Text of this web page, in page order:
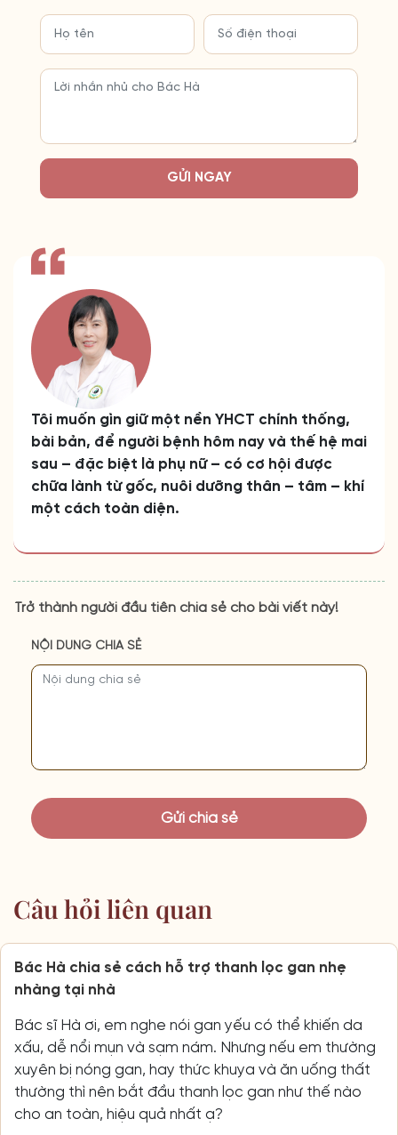
GỬI NGAY
Tôi muốn gìn giữ một nền YHCT chính thống,
bài bản, để người bệnh hôm nay và thế hệ mai
sau – đặc biệt là phụ nữ – có cơ hội được
chữa lành từ gốc, nuôi dưỡng thân – tâm – khí
một cách toàn diện.
Trở thành người đầu tiên chia sẻ cho bài viết này!
NỘI DUNG CHIA SẺ
Câu hỏi liên quan
Bác Hà chia sẻ cách hỗ trợ thanh lọc gan nhẹ
nhàng tại nhà
Bác sĩ Hà ơi, em nghe nói gan yếu có thể khiến da
xấu, dễ nổi mụn và sạm nám. Nhưng nếu em thường
xuyên bị nóng gan, hay thức khuya và ăn uống thất
thường thì nên bắt đầu thanh lọc gan như thế nào
cho an toàn, hiệu quả nhất ạ?